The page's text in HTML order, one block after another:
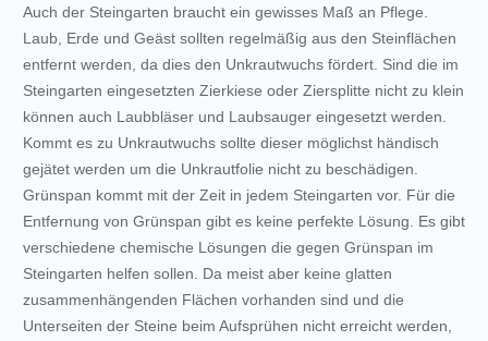
Auch der Steingarten braucht ein gewisses Maß an Pflege.
Laub, Erde und Geäst sollten regelmäßig aus den Steinflächen
entfernt werden, da dies den Unkrautwuchs fördert. Sind die im
Steingarten eingesetzten Zierkiese oder Ziersplitte nicht zu klein
können auch Laubbläser und Laubsauger eingesetzt werden.
Kommt es zu Unkrautwuchs sollte dieser möglichst händisch
gejätet werden um die Unkrautfolie nicht zu beschädigen.
Grünspan kommt mit der Zeit in jedem Steingarten vor. Für die
Entfernung von Grünspan gibt es keine perfekte Lösung. Es gibt
verschiedene chemische Lösungen die gegen Grünspan im
Steingarten helfen sollen. Da meist aber keine glatten
zusammenhängenden Flächen vorhanden sind und die
Unterseiten der Steine beim Aufsprühen nicht erreicht werden,